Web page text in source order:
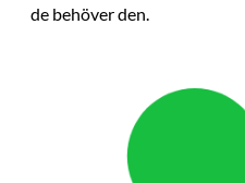
de behöver den.